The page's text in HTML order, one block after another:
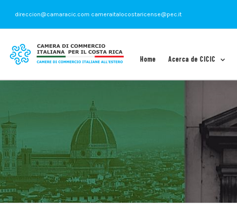
contenido
direccion@camaracic.com cameraitalocostaricense@pec.it
Home Acerca de CICIC